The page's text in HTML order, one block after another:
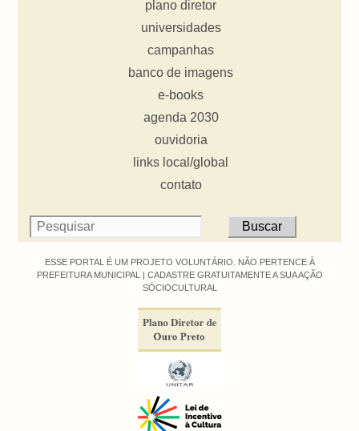
plano diretor
universidades
campanhas
banco de imagens
e-books
agenda 2030
ouvidoria
links local/global
contato
ESSE PORTAL É UM PROJETO VOLUNTÁRIO. NÃO PERTENCE À
PREFEITURA MUNICIPAL | CADASTRE GRATUITAMENTE A SUA AÇÃO
SÓCIOCULTURAL